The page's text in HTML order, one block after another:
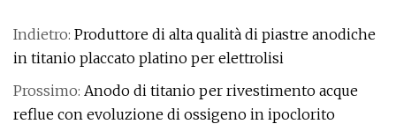
Indietro: Produttore di alta qualità di piastre anodiche
in titanio placcato platino per elettrolisi
Prossimo: Anodo di titanio per rivestimento acque
reflue con evoluzione di ossigeno in ipoclorito